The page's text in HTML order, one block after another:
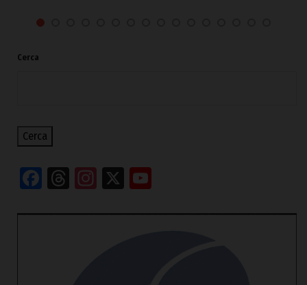
Cerca
Cerca
Facebook
Threads
Instagram
X